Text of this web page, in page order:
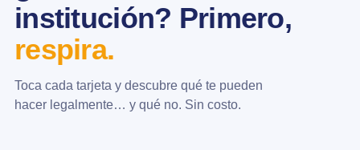
institución? Primero,
respira.
Toca cada tarjeta y descubre qué te pueden
hacer legalmente… y qué no. Sin costo.